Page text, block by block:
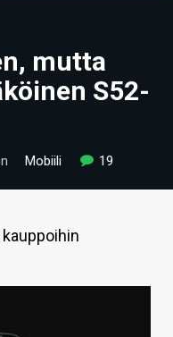
mutta
S52-
Mobiili 19